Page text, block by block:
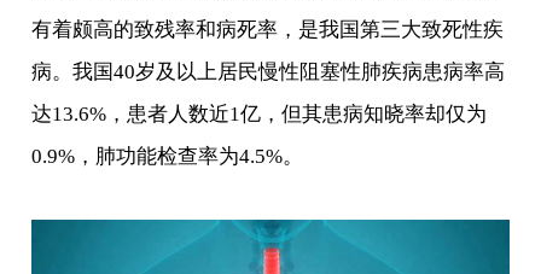
有着颇高的致残率和病死率，是我国第三大致死性疾
病。我国40岁及以上居民慢性阻塞性肺疾病患病率高
达13.6%，患者人数近1亿，但其患病知晓率却仅为
0.9%，肺功能检查率为4.5%。